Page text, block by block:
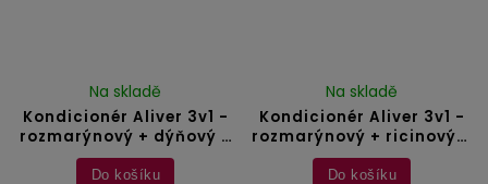
Kondicionér Aliver 3v1 -
rozmarýnový + dýňový +
mátový olej - 300 ml
Na skladě
Do košíku
Kondicionér Aliver 3v1 -
rozmarýnový + ricinový +
batana olej – 300 ml
Na skladě
Do košíku